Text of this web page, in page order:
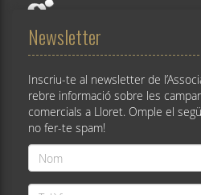
Newsletter
Inscriu-te al newsletter de
rebre informació sobre les
comercials a Lloret. Omple el
no fer-te spam!
Nom
*
Telèfon